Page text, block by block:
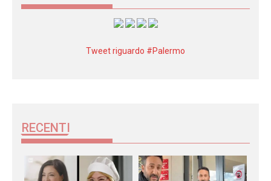
Tweet riguardo #Palermo
RECENTI